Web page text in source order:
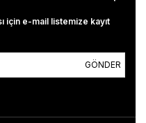
için e-mail listemize kayıt
GÖNDER